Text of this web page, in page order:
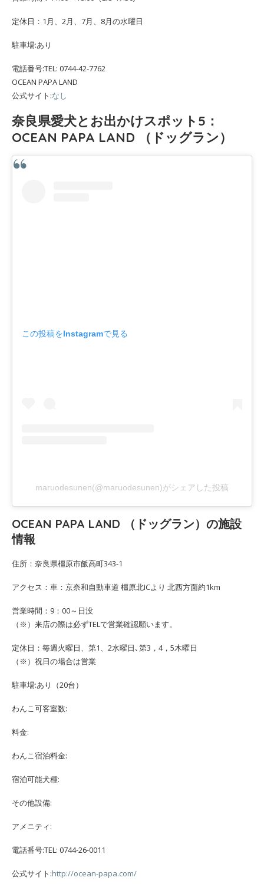
定休日：1月、2月、7月、8月の水曜日
駐車場:あり
電話番号:TEL: 0744-42-7762
OCEAN PAPA LAND
公式サイト:なし
奈良県愛犬とお出かけスポット5：
OCEAN PAPA LAND （ドッグラン）
この投稿をInstagramで見る
maruodesunen(@maruodesunen)がシェアした投稿
OCEAN PAPA LAND （ドッグラン）の施設
情報
住所：奈良県橿原市飯高町343-1
アクセス：車：京奈和自動車道 橿原北ICより 北西方面約1km
営業時間：9：00～日没
（※）来店の際は必ずTELで営業確認願います。
定休日：毎週火曜日、第1、2水曜日､第3，4，5木曜日
（※）祝日の場合は営業
駐車場:あり（20台）
わんこ可客室数:
料金:
わんこ宿泊料金:
宿泊可能犬種:
その他設備:
アメニティ:
電話番号:TEL: 0744-26-0011
公式サイト:http://ocean-papa.com/